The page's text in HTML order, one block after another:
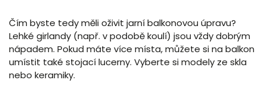
Čím byste tedy měli oživit jarní balkonovou úpravu?
Lehké girlandy (např. v podobě koulí) jsou vždy dobrým
nápadem. Pokud máte více místa, můžete si na balkon
umístit také stojací lucerny. Vyberte si modely ze skla
nebo keramiky.